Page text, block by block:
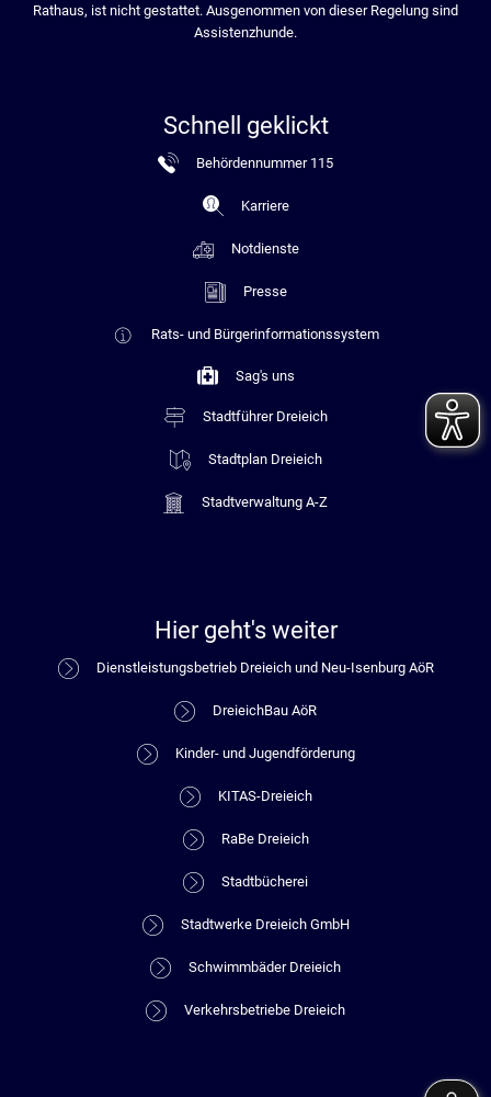
Rathaus, ist nicht gestattet. Ausgenommen von dieser Regelung sind
Assistenzhunde.
Schnell geklickt
Behördennummer 115
Karriere
Notdienste
Presse
Rats- und Bürgerinformationssystem
Sag's uns
Stadtführer Dreieich
Stadtplan Dreieich
Stadtverwaltung A-Z
Hier geht's weiter
Dienstleistungsbetrieb Dreieich und Neu-Isenburg AöR
DreieichBau AöR
Kinder- und Jugendförderung
KITAS-Dreieich
RaBe Dreieich
Stadtbücherei
Stadtwerke Dreieich GmbH
Schwimmbäder Dreieich
Verkehrsbetriebe Dreieich